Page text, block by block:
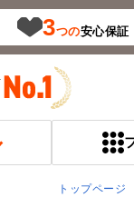
3つの安心保証
トップページ